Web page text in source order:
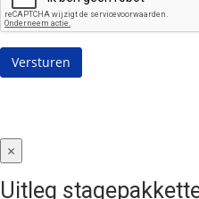
×
Uitleg